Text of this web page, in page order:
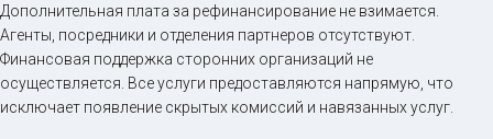
Дополнительная плата за рефинансирование не взимается.
Агенты, посредники и отделения партнеров отсутствуют.
Финансовая поддержка сторонних организаций не
осуществляется. Все услуги предоставляются напрямую, что
исключает появление скрытых комиссий и навязанных услуг.